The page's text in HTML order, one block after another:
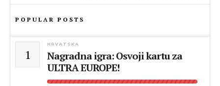
POPULAR POSTS
1
HRVATSKA
Nagradna igra: Osvoji kartu za
ULTRA EUROPE!